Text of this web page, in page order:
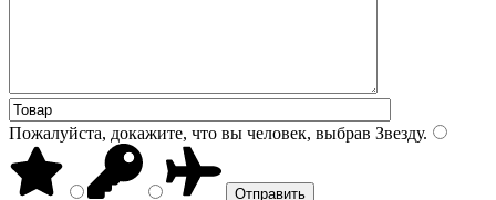
Пожалуйста, докажите, что вы человек, выбрав Звезду.